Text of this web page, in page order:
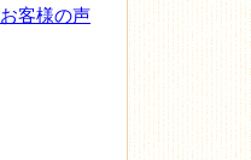
お客様の声